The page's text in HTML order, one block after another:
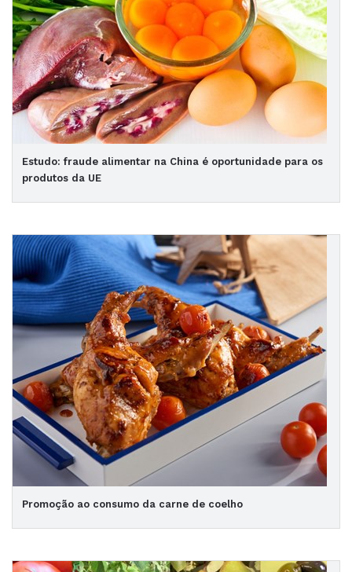
Estudo: fraude alimentar na China é oportunidade para os
produtos da UE
Promoção ao consumo da carne de coelho